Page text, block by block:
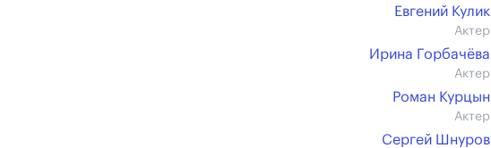
Евгений Кулик
Актер
Ирина Горбачёва
Актер
Роман Курцын
Актер
Сергей Шнуров